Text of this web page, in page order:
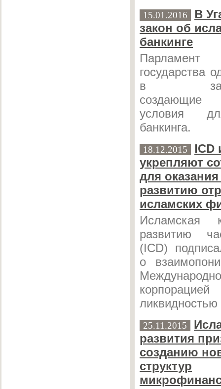
15.01.2016
В
закон об
банкинге
Парламент
государства
в
создающие
условия
банкинга.
18.12.2015
ICD
укрепляют
для оказания
развитию
исламских
Исламская
развитию
(ICD)
о
25.11.2015
развития
созданию
структур